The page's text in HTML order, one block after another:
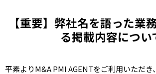
【重要】弊社名を語った業
る掲載内容につい
平素よりM&A PMI AGENTをご利用いただき